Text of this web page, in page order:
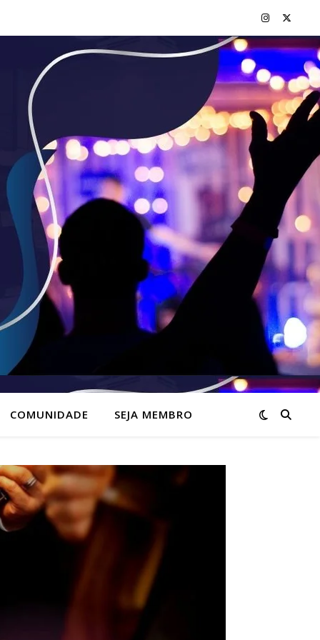
COMUNIDADE SEJA MEMBRO